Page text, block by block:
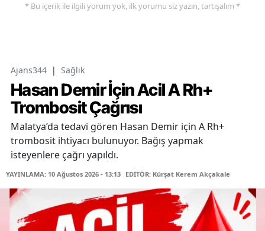
* Bu içerik ile ilgili yorum yok, ilk yorumu siz yazın, tartışalım *
Ajans344 | Sağlık
Hasan Demir İçin Acil A Rh+
Trombosit Çağrısı
Malatya’da tedavi gören Hasan Demir için A Rh+
trombosit ihtiyacı bulunuyor. Bağış yapmak
isteyenlere çağrı yapıldı.
YAYINLAMA: 10 Ağustos 2026 - 13:13 EDİTÖR: Kürşat Kerem Akçakale